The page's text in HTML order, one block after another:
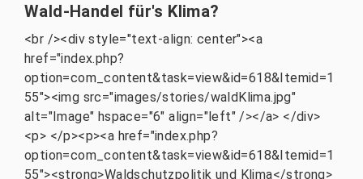
Wald-Handel für's Klima?
<br /><div style="text-align: center"><a
href="index.php?
option=com_content&task=view&id=618&Itemid=1
55"><img src="images/stories/waldKlima.jpg"
alt="Image" hspace="6" align="left" /></a> </div>
<p> </p><p><a href="index.php?
option=com_content&task=view&id=618&Itemid=1
55"><strong>Waldschutzpolitik und Klima</strong>